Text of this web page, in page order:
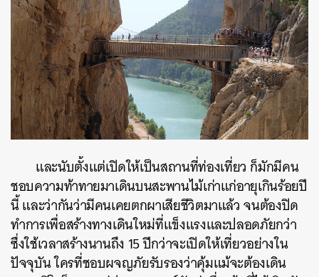
และนับตั้งแต่เปิดให้เป็นสถานที่ท่องเที่ยว ก็มักมีคน
ชอบความท้าทายมาเดินบนสะพานไม้เก่าแก่อายุเกินร้อยปี
นี้ และว่ากันว่ามีคนเคยตกผาเสียชีวิตมาแล้วจนต้องปิด
ทำการเพื่อสร้างทางเดินใหม่ที่แข็งแรงและปลอดภัยกว่า
ซึ่งใช้เวลาสร้างนานถึง 15 ปีกว่าจะเปิดให้เที่ยวอย่างใน
ปัจจุบัน ใครที่ชอบผจญภัยรับรองว่าคุ้มแม้จะต้องเดิน